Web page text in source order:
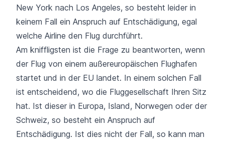
New York nach Los Angeles, so besteht leider in
keinem Fall ein Anspruch auf Entschädigung, egal
welche Airline den Flug durchführt.
Am kniffligsten ist die Frage zu beantworten, wenn
der Flug von einem außereuropäischen Flughafen
startet und in der EU landet. In einem solchen Fall
ist entscheidend, wo die Fluggesellschaft Ihren Sitz
hat. Ist dieser in Europa, Island, Norwegen oder der
Schweiz, so besteht ein Anspruch auf
Entschädigung. Ist dies nicht der Fall, so kann man